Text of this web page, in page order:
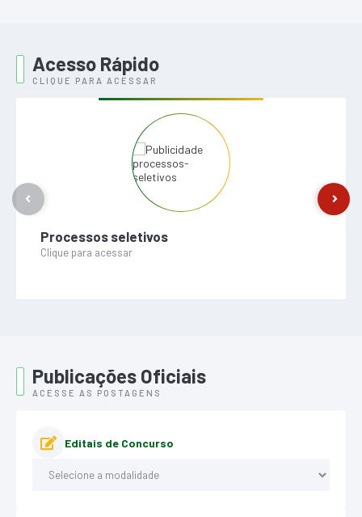
Acesso Rápido
CLIQUE PARA ACESSAR
Processos seletivos
Clique para acessar
Publicações Oficiais
ACESSE AS POSTAGENS
Editais de Concurso